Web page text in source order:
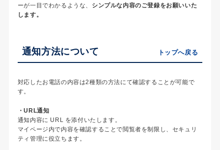
ーが一目でわかるような、 シンプルな内容のご登録をお願いいた
します。
通知方法について トップへ戻る
対応したお電話の内容は2種類の方法にて確認することが可能で
す。
・URL通知
通知内容に URL を添付いたします。
マイページ内で内容を確認することで閲覧者を制限し、セキュリ
ティ管理に役立ちます。